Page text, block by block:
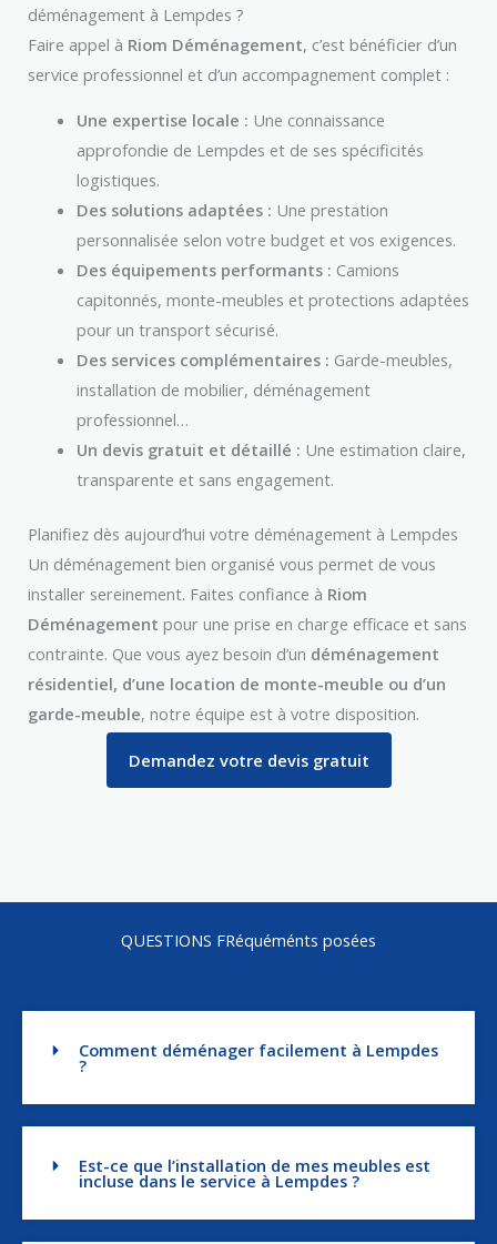
déménagement à Lempdes ?
Faire appel à Riom Déménagement, c’est bénéficier d’un
service professionnel et d’un accompagnement complet :
Une expertise locale : Une connaissance
approfondie de Lempdes et de ses spécificités
logistiques.
Des solutions adaptées : Une prestation
personnalisée selon votre budget et vos exigences.
Des équipements performants : Camions
capitonnés, monte-meubles et protections adaptées
pour un transport sécurisé.
Des services complémentaires : Garde-meubles,
installation de mobilier, déménagement
professionnel…
Un devis gratuit et détaillé : Une estimation claire,
transparente et sans engagement.
Planifiez dès aujourd’hui votre déménagement à Lempdes
Un déménagement bien organisé vous permet de vous
installer sereinement. Faites confiance à Riom
Déménagement pour une prise en charge efficace et sans
contrainte. Que vous ayez besoin d’un déménagement
résidentiel, d’une location de monte-meuble ou d’un
garde-meuble, notre équipe est à votre disposition.
Demandez votre devis gratuit
QUESTIONS FRéquéménts posées
Comment déménager facilement à Lempdes
?
Est-ce que l’installation de mes meubles est
incluse dans le service à Lempdes ?